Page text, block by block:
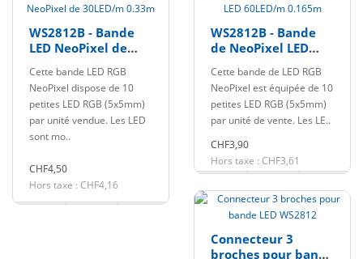
WS2812B - Bande
LED NeoPixel de
Cette bande LED RGB
NeoPixel dispose de 10
petites LED RGB (5x5mm)
par unité vendue. Les LED
sont mo..
CHF4,50
Hors taxe : CHF4,16
WS2812B - Bande
de NeoPixel LED
Cette bande de LED RGB
NeoPixel est équipée de 10
petites LED RGB (5x5mm)
par unité de vente. Les LE..
CHF3,90
Hors taxe : CHF3,61
Connecteur 3
broches pour bande